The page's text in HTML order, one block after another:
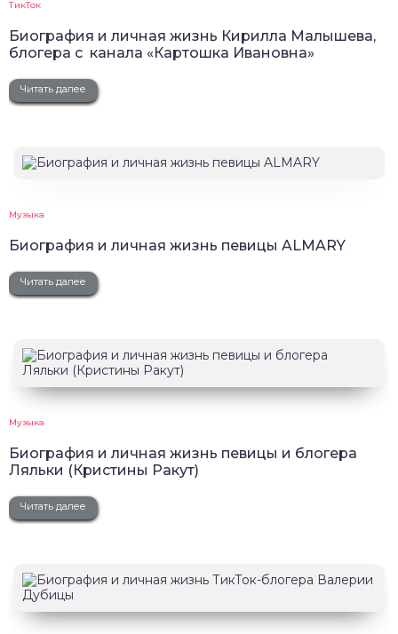
ТикТок
Биография и личная жизнь Кирилла Малышева,
блогера с канала «Картошка Ивановна»
Читать далее
Музыка
Биография и личная жизнь певицы ALMARY
Читать далее
Музыка
Биография и личная жизнь певицы и блогера
Ляльки (Кристины Ракут)
Читать далее